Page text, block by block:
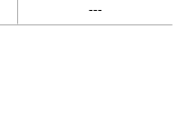
---